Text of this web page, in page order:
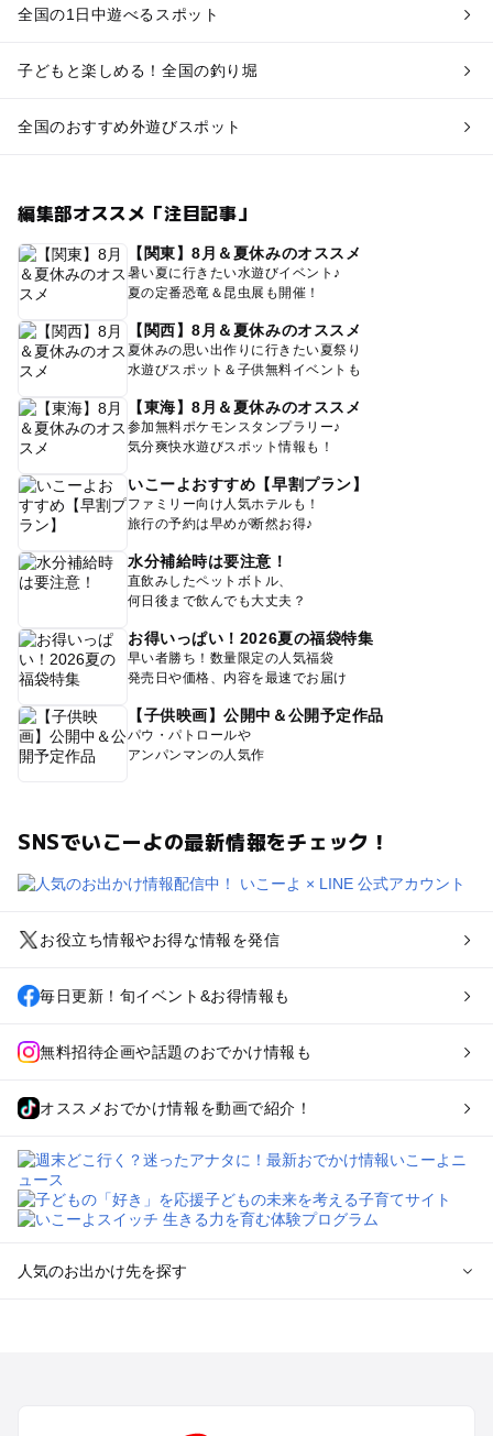
全国の1日中遊べるスポット
子どもと楽しめる！全国の釣り堀
全国のおすすめ外遊びスポット
編集部オススメ「注目記事」
【関東】8月＆夏休みのオススメ
暑い夏に行きたい水遊びイベント♪
夏の定番恐竜＆昆虫展も開催！
【関西】8月＆夏休みのオススメ
夏休みの思い出作りに行きたい夏祭り
水遊びスポット＆子供無料イベントも
【東海】8月＆夏休みのオススメ
参加無料ポケモンスタンプラリー♪
気分爽快水遊びスポット情報も！
いこーよおすすめ【早割プラン】
ファミリー向け人気ホテルも！
旅行の予約は早めが断然お得♪
水分補給時は要注意！
直飲みしたペットボトル、
何日後まで飲んでも大丈夫？
お得いっぱい！2026夏の福袋特集
早い者勝ち！数量限定の人気福袋
発売日や価格、内容を最速でお届け
【子供映画】公開中＆公開予定作品
パウ・パトロールや
アンパンマンの人気作
SNSでいこーよの最新情報をチェック！
お役立ち情報やお得な情報を発信
毎日更新！旬イベント&お得情報も
無料招待企画や話題のおでかけ情報も
オススメおでかけ情報を動画で紹介！
人気のお出かけ先を探す